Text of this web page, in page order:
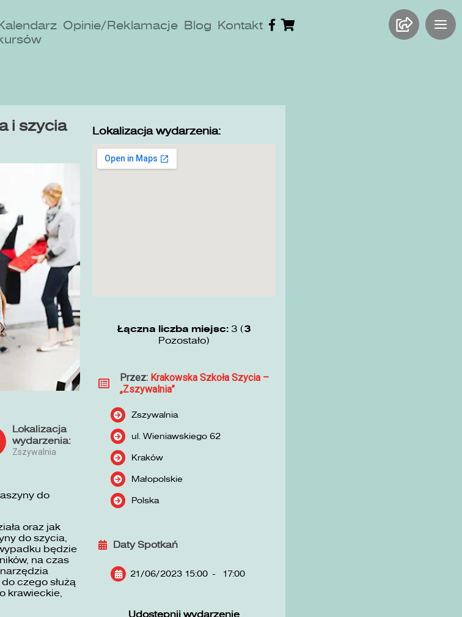
Opinie/Reklamacje Blog Kontakt
i szycia
Lokalizacja
wydarzenia:
Zszywalnia
do
oraz jak
do szycia,
będzie
na czas
czego służą
krawieckie,
Lokalizacja wydarzenia:
Łączna liczba miejsc: 3 (3
Pozostało)
Przez: Krakowska Szkoła Szycia –
„Zszywalnia”
Zszywalnia
ul. Wieniawskiego 62
Kraków
Małopolskie
Polska
Daty Spotkań
21/06/2023 15:00 - 17:00
Udostępnij wydarzenie